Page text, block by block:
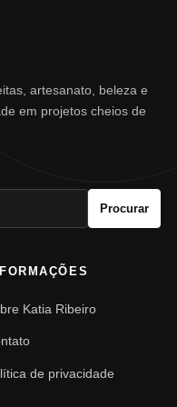
artesanato, beleza e
em projetos cheios de
Procurar
Katia Ribeiro
de privacidade